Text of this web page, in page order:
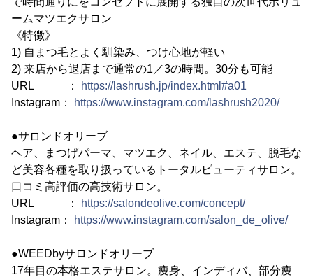
ームマツエクサロン
《特徴》
1) 自まつ毛とよく馴染み、つけ心地が軽い
2) 来店から退店まで通常の1／3の時間。30分も可能
URL ：
https://lashrush.jp/index.html#a01
Instagram：
https://www.instagram.com/lashrush2020/
●サロンドオリーブ
ヘア、まつげパーマ、マツエク、ネイル、エステ、脱毛な
ど美容各種を取り扱っているトータルビューティサロン。
口コミ高評価の高技術サロン。
URL ：
https://salondeolive.com/concept/
Instagram：
https://www.instagram.com/salon_de_olive/
●WEEDbyサロンドオリーブ
17年目の本格エステサロン。痩身、インディバ、部分痩